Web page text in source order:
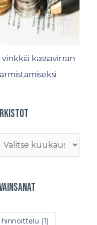
vinkkiä kassavirran
hinnoittelu (1)